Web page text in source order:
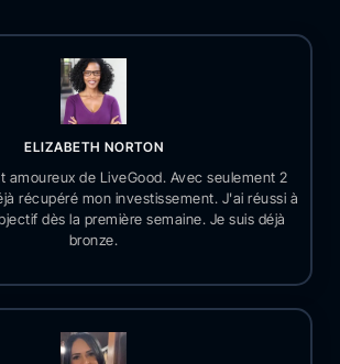
ELIZABETH NORTON
amoureux de LiveGood. Avec seulement 2
récupéré mon investissement. J'ai réussi à
dès la première semaine. Je suis déjà
bronze.